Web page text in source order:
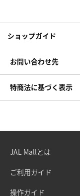
ショップガイド
お問い合わせ先
特商法に基づく表示
JAL Mallとは
ご利用ガイド
操作ガイド